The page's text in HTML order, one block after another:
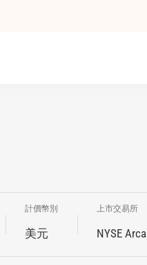
計價幣別
美元
上市交易所
NYSE Arca